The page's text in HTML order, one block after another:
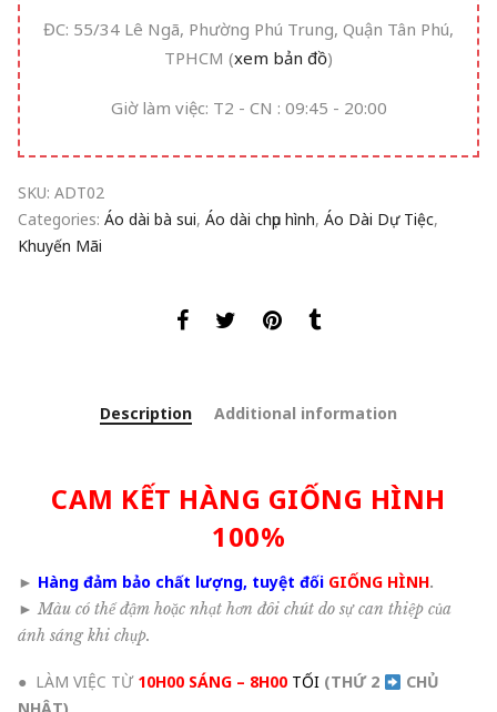
ĐC: 55/34 Lê Ngã, Phường Phú Trung, Quận Tân Phú,
TPHCM (xem bản đồ)
Giờ làm việc: T2 - CN : 09:45 - 20:00
SKU: ADT02
Categories: Áo dài bà sui, Áo dài chụp hình, Áo Dài Dự Tiệc,
Khuyến Mãi
Description Additional information
CAM KẾT HÀNG GIỐNG HÌNH
100%
► Hàng đảm bảo chất lượng, tuyệt đối GIỐNG HÌNH.
►Màu có thể đậm hoặc nhạt hơn đôi chút do sự can thiệp của
ánh sáng khi chụp.
● LÀM VIỆC TỪ 10H00 SÁNG – 8H00 TỐI (THỨ 2
CHỦ